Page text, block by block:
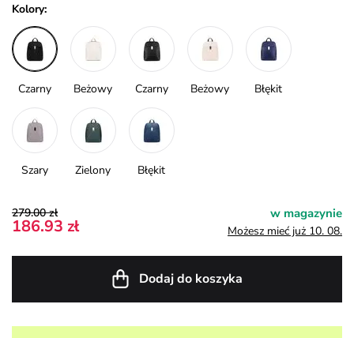
Kolory:
Czarny Beżowy Czarny Beżowy Błękit
Szary Zielony Błękit
279.00 zł
186.93 zł
w magazynie
Możesz mieć już 10. 08.
Dodaj do koszyka